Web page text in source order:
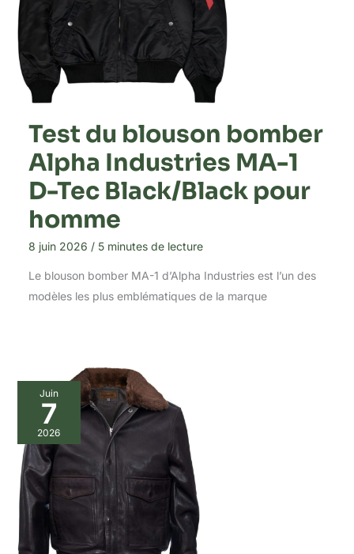
Test du blouson bomber
Alpha Industries MA-1
D-Tec Black/Black pour
homme
8 juin 2026 / 5 minutes de lecture
Le blouson bomber MA-1 d’Alpha Industries est l’un des
modèles les plus emblématiques de la marque
Juin
7
2026